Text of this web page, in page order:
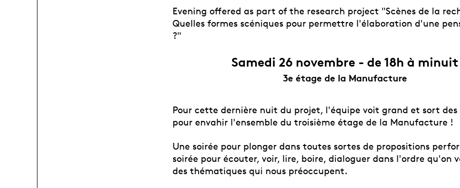
Evening offered as part of the research project "Scènes de la
Quelles formes scéniques pour permettre l'élaboration d'une
?"
Samedi 26 novembre - de 18h à minuit
3e étage de la Manufacture
Pour cette dernière nuit du projet, l'équipe voit grand et sort des
pour envahir l'ensemble du troisième étage de la Manufacture !
Une soirée pour plonger dans toutes sortes de propositions
soirée pour écouter, voir, lire, boire, dialoguer dans l'ordre qu'on
des thématiques qui nous préoccupent.